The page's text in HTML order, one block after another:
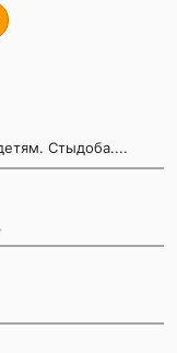
Стыдоба....